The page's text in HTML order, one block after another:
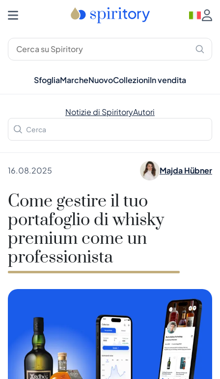
SfogliaMarcheNuovoCollezioniIn vendita
Notizie di SpiritoryAutori
16.08.2025 Majda Hübner
Come gestire il tuo
portafoglio di whisky
premium come un
professionista